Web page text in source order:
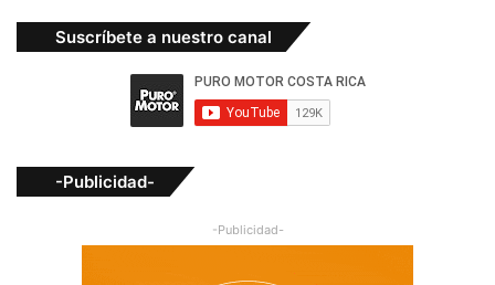
Suscríbete a nuestro canal
-Publicidad-
-Publicidad-